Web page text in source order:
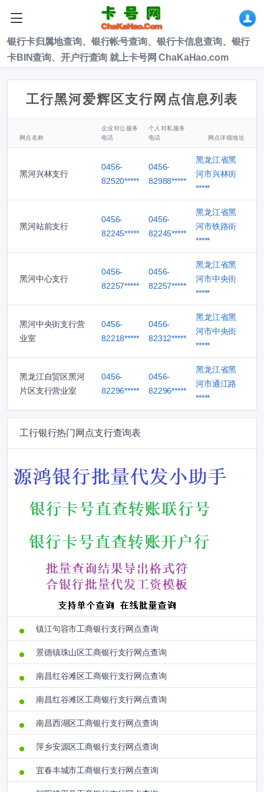
银行卡归属地查询、银行帐号查询、银行卡信息查询、银行
卡BIN查询、开户行查询 就上卡号网 ChaKaHao.com
工行黑河爱辉区支行网点信息列表
网点名称
企业对公服务
电话
个人对私服务
电话
网点详细地址
黑河兴林支行
0456-
82520*****
0456-
82988*****
黑龙江省黑
河市兴林街
*****
黑河站前支行
0456-
82245*****
0456-
82245*****
黑龙江省黑
河市铁路街
*****
黑河中心支行
0456-
82257*****
0456-
82257*****
黑龙江省黑
河市中央街
*****
黑河中央街支行营
业室
0456-
82218*****
0456-
82312*****
黑龙江省黑
河市中央街
*****
黑龙江自贸区黑河
片区支行营业室
0456-
82296*****
0456-
82296*****
黑龙江省黑
河市通江路
*****
工行银行热门网点支行查询表
镇江句容市工商银行支行网点查询
景德镇珠山区工商银行支行网点查询
南昌红谷滩区工商银行支行网点查询
南昌红谷滩区工商银行支行网点查询
南昌西湖区工商银行支行网点查询
萍乡安源区工商银行支行网点查询
宜春丰城市工商银行支行网点查询